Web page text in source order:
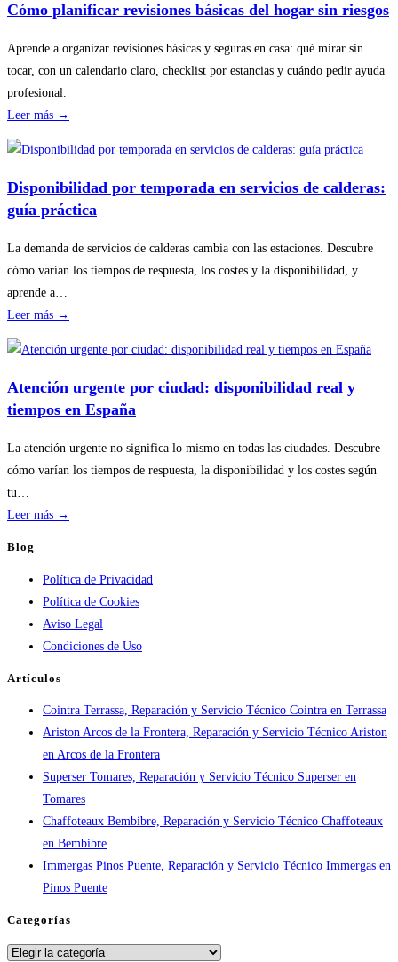
Cómo planificar revisiones básicas del hogar sin riesgos
Aprende a organizar revisiones básicas y seguras en casa: qué mirar sin
tocar, con un calendario claro, checklist por estancias y cuándo pedir ayuda
profesional.
Leer más →
planificar
revisiones
básicas
hogar
sin
Disponibilidad por temporada en servicios de calderas:
guía práctica
La demanda de servicios de calderas cambia con las estaciones. Descubre
cómo varían los tiempos de respuesta, los costes y la disponibilidad, y
aprende a…
Leer más →
por
temporada
de
calderas:
Atención urgente por ciudad: disponibilidad real y
tiempos en España
La atención urgente no significa lo mismo en todas las ciudades. Descubre
cómo varían los tiempos de respuesta, la disponibilidad y los costes según
tu…
Leer más →
por
ciudad:
disponibilidad
real
en
España
Blog
Política de Privacidad
Política de Cookies
Aviso Legal
Condiciones de Uso
Artículos
Cointra Terrassa, Reparación y Servicio Técnico Cointra en Terrassa
Ariston Arcos de la Frontera, Reparación y Servicio Técnico Ariston
en Arcos de la Frontera
Superser Tomares, Reparación y Servicio Técnico Superser en
Tomares
Chaffoteaux Bembibre, Reparación y Servicio Técnico Chaffoteaux
en Bembibre
Immergas Pinos Puente, Reparación y Servicio Técnico Immergas en
Pinos Puente
Categorías
Categorías